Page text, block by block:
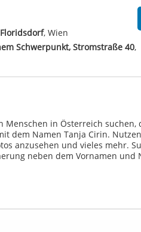
Menschen in Österreich suchen,
dem Namen Tanja Cirin.
anzusehen und vieles mehr.
neben dem Vornamen und
, Wien
Schwerpunkt, Stromstraße 40,